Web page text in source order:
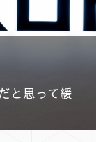
と思って緩